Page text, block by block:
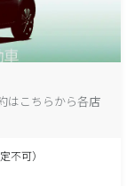
はこちらから各店
可）